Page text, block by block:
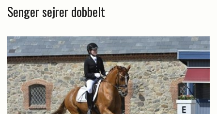
Senger sejrer dobbelt